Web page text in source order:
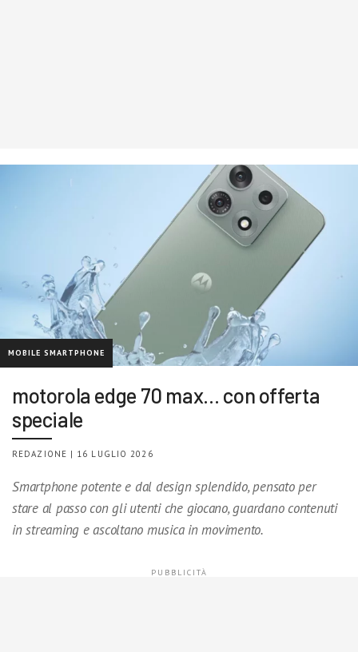
MOBILE SMARTPHONE
motorola edge 70 max… con offerta
speciale
REDAZIONE | 16 LUGLIO 2026
Smartphone potente e dal design splendido, pensato per
stare al passo con gli utenti che giocano, guardano contenuti
in streaming e ascoltano musica in movimento.